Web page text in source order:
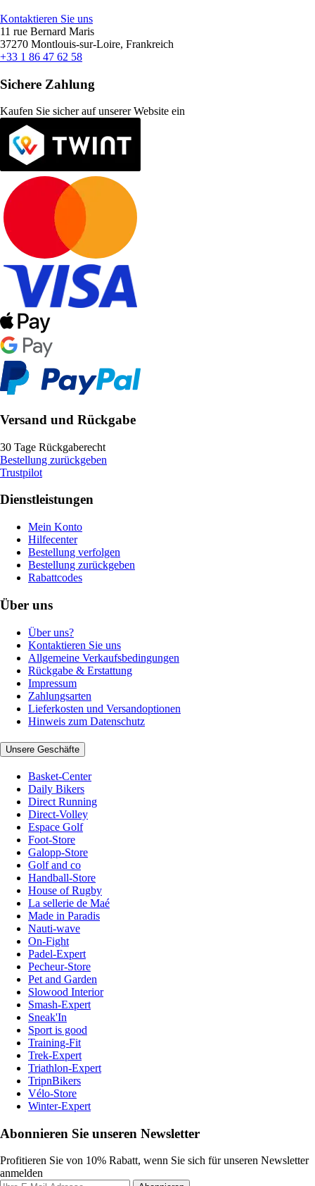
Kontaktieren Sie uns
11 rue Bernard Maris
37270 Montlouis-sur-Loire, Frankreich
+33 1 86 47 62 58
Sichere Zahlung
Kaufen Sie sicher auf unserer Website ein
Versand und Rückgabe
30 Tage Rückgaberecht
Bestellung zurückgeben
Trustpilot
Dienstleistungen
Mein Konto
Hilfecenter
Bestellung verfolgen
Bestellung zurückgeben
Rabattcodes
Über uns
Über uns?
Kontaktieren Sie uns
Allgemeine Verkaufsbedingungen
Rückgabe & Erstattung
Impressum
Zahlungsarten
Lieferkosten und Versandoptionen
Hinweis zum Datenschutz
Unsere Geschäfte
Basket-Center
Daily Bikers
Direct Running
Direct-Volley
Espace Golf
Foot-Store
Galopp-Store
Golf and co
Handball-Store
House of Rugby
La sellerie de Maé
Made in Paradis
Nauti-wave
On-Fight
Padel-Expert
Pecheur-Store
Pet and Garden
Slowood Interior
Smash-Expert
Sneak'In
Sport is good
Training-Fit
Trek-Expert
Triathlon-Expert
TripnBikers
Vélo-Store
Winter-Expert
Abonnieren Sie unseren Newsletter
Profitieren Sie von 10% Rabatt, wenn Sie sich für unseren Newsletter
anmelden